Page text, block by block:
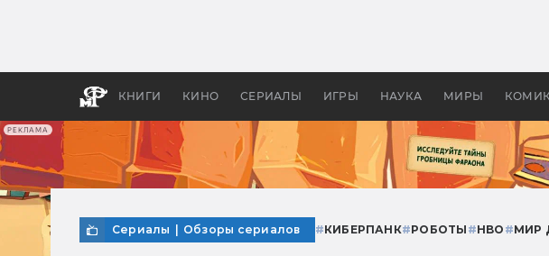
РЕКЛАМА
КНИГИ КИНО СЕРИАЛЫ ИГРЫ НАУКА МИРЫ
бы «Властелина колец»
Сериалы Обзоры сериалов #КИБЕРПАНК#РОБОТЫ #HBO #МИР